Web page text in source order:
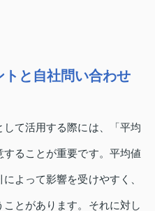
と自社問い合わせ
て活用する際には、「平均
ることが重要です。平均値
よって影響を受けやすく、
とがあります。それに対し